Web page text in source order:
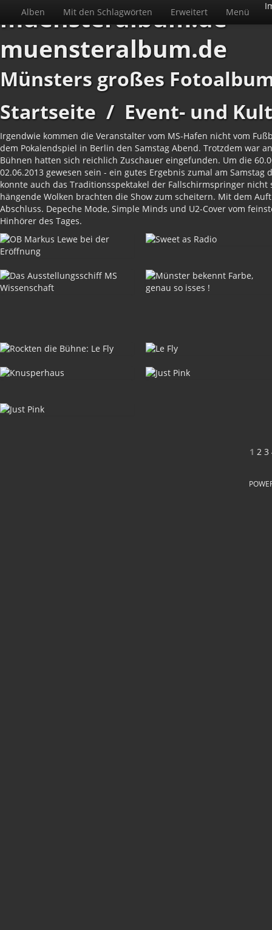
Alben Mit den Schlagwörten Erweitert Menü
muensteralbum.de
muensteralbum.de
Münsters großes
Startseite / Event- und
Irgendwie kommen die Veranstalter vom MS-Hafen nicht vom
dem Pokalendspiel in Berlin den Samstag Abend. Trotzdem war
Bühnen hatten sich reichlich Zuschauer eingefunden. Um die
02.06.2013 gewesen sein - ein gutes Ergebnis zumal am
konnte auch das Traditionsspektakel der Fallschirmspringer
hängende Wolken brachten die Show zum scheitern. Mit dem
Abschluss. Depeche Mode, Simple Minds und U2-Cover vom
Hinhörer des Tages.
1 2 3